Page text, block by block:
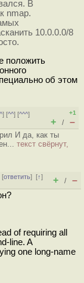
В
nmap.
10.0.0.0/8
положить
об этом
^] [^^] [^^^]
+1
+ / –
И да, как ты
текст свёрнут,
[ответить][↑]
+ / –
of requiring all
line. A
one long-name